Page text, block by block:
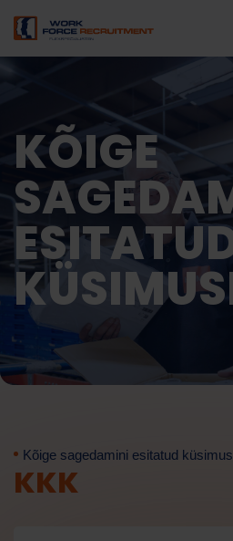
KÕIGE
Kõige sagedamini esitatud
KKK